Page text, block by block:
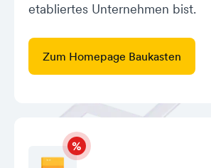
etabliertes Unternehmen bist.
Zum Homepage Baukasten